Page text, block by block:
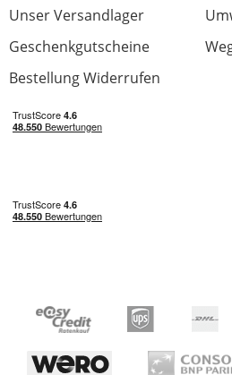
Eurorack
Bewertung von:
Stromversorgung vom
Mal ehrlich wer für
kauft sollte nicht sparen
0 von 0 fanden diese
War diese Rezension hilfreich?
Unser Versandlager
Geschenkgutscheine
Bestellung Widerrufen